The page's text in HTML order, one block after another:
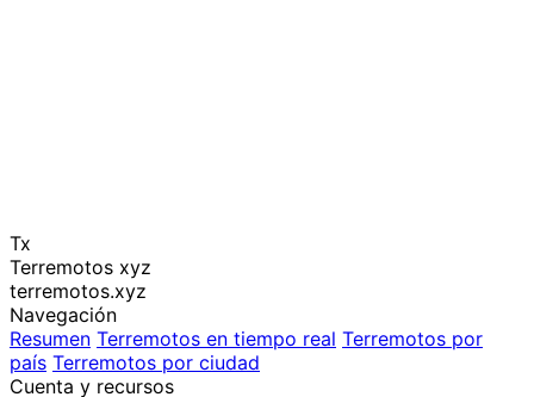
Tx
Terremotos xyz
terremotos.xyz
Navegación
Resumen Terremotos en tiempo real Terremotos por
país Terremotos por ciudad
Cuenta y recursos